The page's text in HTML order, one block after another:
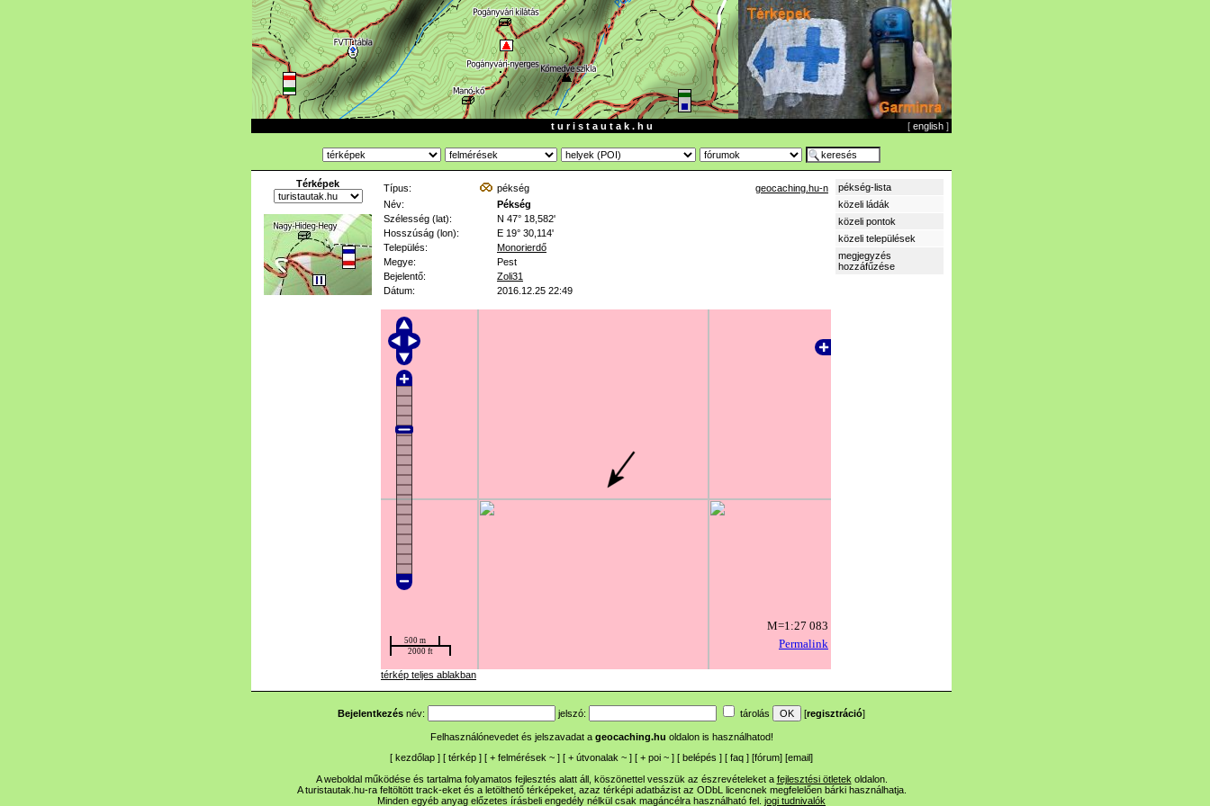
t u r i s t a u t a k . h u [ english ]
Térképek Típus: pékség
geocaching.hu-n
Név:
Pékség
Szélesség (lat):
N 47° 18,582'
Hosszúság (lon):
E 19° 30,114'
Település:
Monorierdő
Megye:
Pest
Bejelentő:
Zoli31
Dátum:
2016.12.25 22:49
térkép teljes ablakban
pékség-lista
közeli ládák
közeli pontok
közeli települések
megjegyzés
hozzáfűzése
Bejelentkezés név: jelszó: tárolás [regisztráció]
Felhasználónevedet és jelszavadat a geocaching.hu oldalon is használhatod!
[ kezdőlap ] [ térkép ] [ + felmérések ~ ] [ + útvonalak ~ ] [ + poi ~ ] [ belépés ] [ faq ] [fórum] [email]
A weboldal működése és tartalma folyamatos fejlesztés alatt áll, köszönettel vesszük az észrevételeket a fejlesztési ötletek oldalon.
A turistautak.hu-ra feltöltött track-eket és a letölthető térképeket, azaz térképi adatbázist az ODbL licencnek megfelelően bárki használhatja.
Minden egyéb anyag előzetes írásbeli engedély nélkül csak magáncélra használható fel. jogi tudnivalók